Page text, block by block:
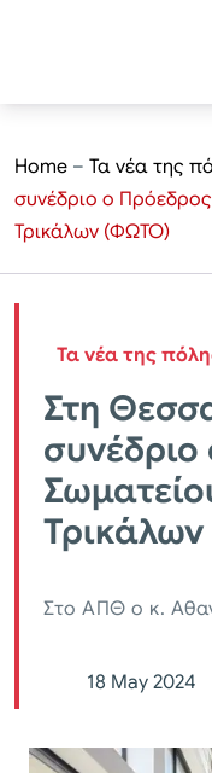
Home – Τα νέα της
συνέδριο ο
Τρικάλων (ΦΩΤΟ)
Τα νέα της
Στη
Στο ΑΠΘ ο κ.
18 May 2024